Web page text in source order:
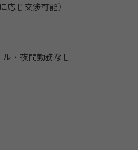
応じ交渉可能）
ル・夜間勤務なし